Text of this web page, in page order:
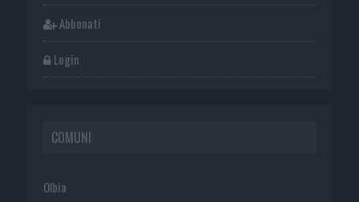
Abbonati
Login
COMUNI
Olbia